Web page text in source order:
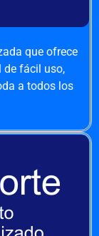
que ofrece
de fácil uso,
a todos los